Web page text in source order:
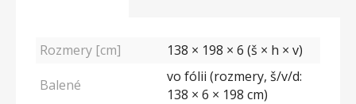
Rozmery [cm]
138 × 198 × 6 (š × h × v)
Balené
vo fólii (rozmery, š/v/d:
138 × 6 × 198 cm)